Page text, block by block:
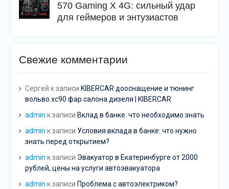
570 Gaming X 4G: сильный удар
для геймеров и энтузиастов
Свежие комментарии
Сергей к записи KIBERCAR дооснащение и тюнинг
вольво хс90 фар салона дизеля | KIBERCAR
admin к записи Вклад в банке: что необходимо знать
admin к записи Условия вклада в банке: что нужно
знать перед открытием?
admin к записи Эвакуатор в Екатеринбурге от 2000
рублей, цены на услуги автоэвакуатора
admin к записи Проблема с автоэлектриком?